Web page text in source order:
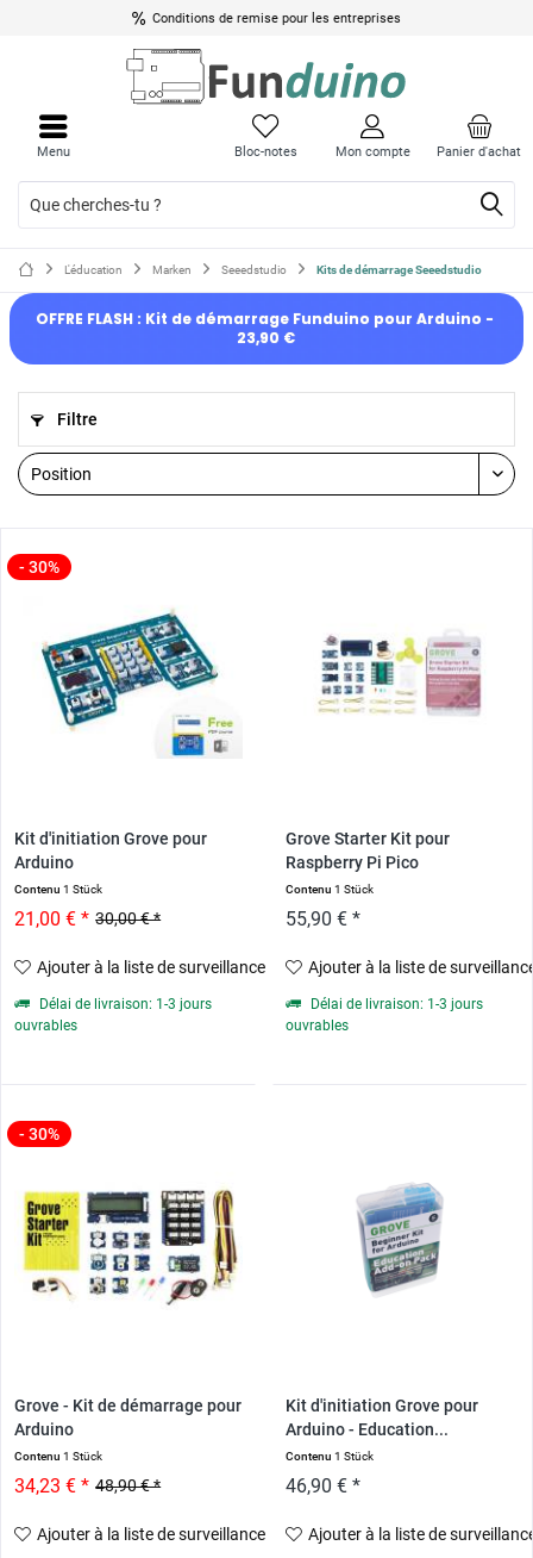
Conditions de remise pour les entreprises
Panier d'achat
Bloc-notes Mon compte
Menu
L'éducation Marken Seeedstudio Kits de démarrage Seeedstudio
OFFRE FLASH : Kit de démarrage Funduino pour Arduino -
23,90 €
Filtre
- 30%
Kit d'initiation Grove pour
Arduino
Contenu1 Stück
30,00 € *
21,00 € *
Ajouter à la liste de surveillance
Délai de livraison: 1-3 jours
ouvrables
Grove Starter Kit pour
Raspberry Pi Pico
Contenu 1 Stück
55,90 € *
Ajouter à la liste de
Délai de livraison: 1-3 jours
ouvrables
- 30%
Grove - Kit de démarrage pour
Arduino
Contenu1 Stück
48,90 € *
34,23 € *
Ajouter à la liste de surveillance
Kit d'initiation Grove pour
Arduino - Education...
Contenu 1 Stück
46,90 € *
Ajouter à la liste de